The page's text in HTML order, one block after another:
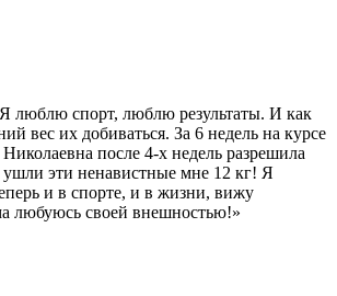
люблю спорт, люблю результаты. И как
вес их добиваться. За 6 недель на курсе
после 4-х недель разрешила
эти ненавистные мне 12 кг! Я
и в спорте, и в жизни, вижу
любуюсь своей внешностью!»